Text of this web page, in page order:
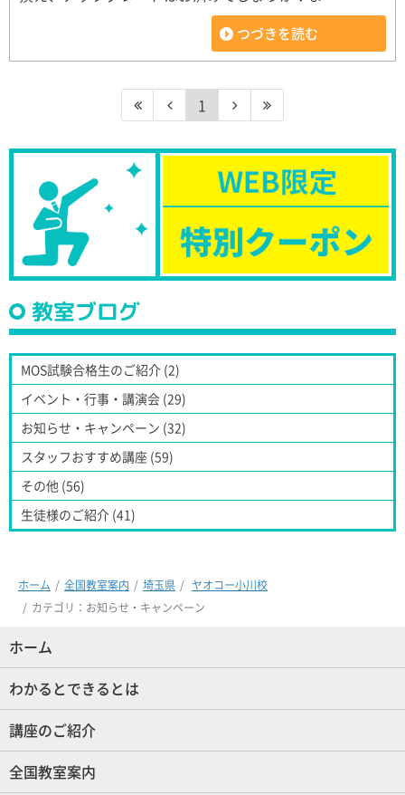
つづきを読む
1
教室ブログ
MOS試験合格生のご紹介 (2)
イベント・行事・講演会 (29)
お知らせ・キャンペーン (32)
スタッフおすすめ講座 (59)
その他 (56)
生徒様のご紹介 (41)
ホーム 全国教室案内 埼玉県
ヤオコー小川校
カテゴリ：お知らせ・キャンペーン
ホーム
わかるとできるとは
講座のご紹介
全国教室案内